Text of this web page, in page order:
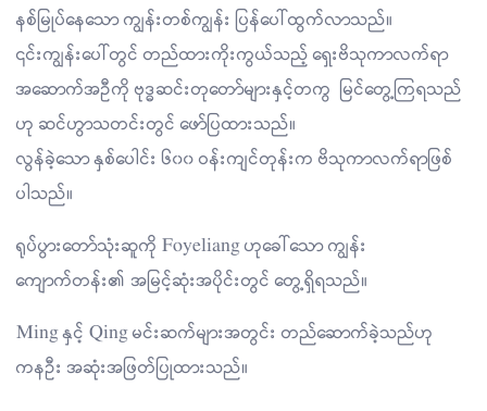
နစ်မြုပ်နေသော ကျွန်းတစ်ကျွန်း ပြန်ပေါ်ထွက်လာသည်။
၎င်းကျွန်းပေါ်တွင် တည်ထားကိုးကွယ်သည့် ရှေးဗိသုကာလက်ရာ
အဆောက်အဦကို ဗုဒ္ဓဆင်းတုတော်များနှင့်တကွ မြင်တွေ့ကြရသည်
ဟု ဆင်ဟွာသတင်းတွင် ဖော်ပြထားသည်။
လွန်ခဲ့သော နှစ်ပေါင်း ၆၀၀ ဝန်းကျင်တုန်းက ဗိသုကာလက်ရာဖြစ်
ပါသည်။
ရုပ်ပွားတော်သုံးဆူကို Foyeliang ဟုခေါ်သော ကျွန်း
ကျောက်တန်း၏ အမြင့်ဆုံးအပိုင်းတွင် တွေ့ရှိရသည်။
Ming နှင့် Qing မင်းဆက်များအတွင်း တည်ဆောက်ခဲ့သည်ဟု
ကနဦး အဆုံးအဖြတ်ပြုထားသည်။